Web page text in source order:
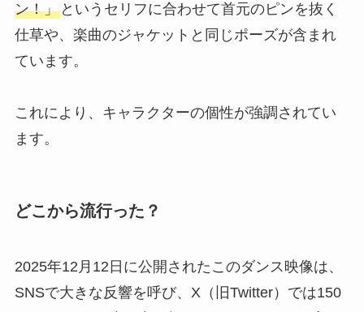
ン！」というセリフに合わせて首元のピンを抜く
仕草や、楽曲のジャケットと同じポーズが含まれ
ています。
これにより、キャラクターの個性が強調されてい
ます。
どこから流行った？
2025年12月12日に公開されたこのダンス映像は、
SNSで大きな反響を呼び、X（旧Twitter）では150